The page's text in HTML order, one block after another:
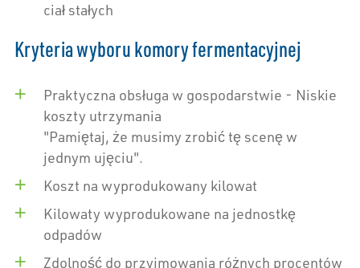
ciał stałych
Kryteria wyboru komory fermentacyjnej
Praktyczna obsługa w gospodarstwie - Niskie
koszty utrzymania
"Pamiętaj, że musimy zrobić tę scenę w
jednym ujęciu".
Koszt na wyprodukowany kilowat
Kilowaty wyprodukowane na jednostkę
odpadów
Zdolność do przyjmowania różnych procentów